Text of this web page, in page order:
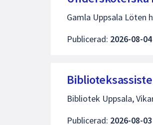
Gamla Uppsala Löten
Publicerad: 2026-08-04
Bibliotek Uppsala,
Publicerad: 2026-08-03